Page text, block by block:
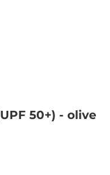
50+) - olive